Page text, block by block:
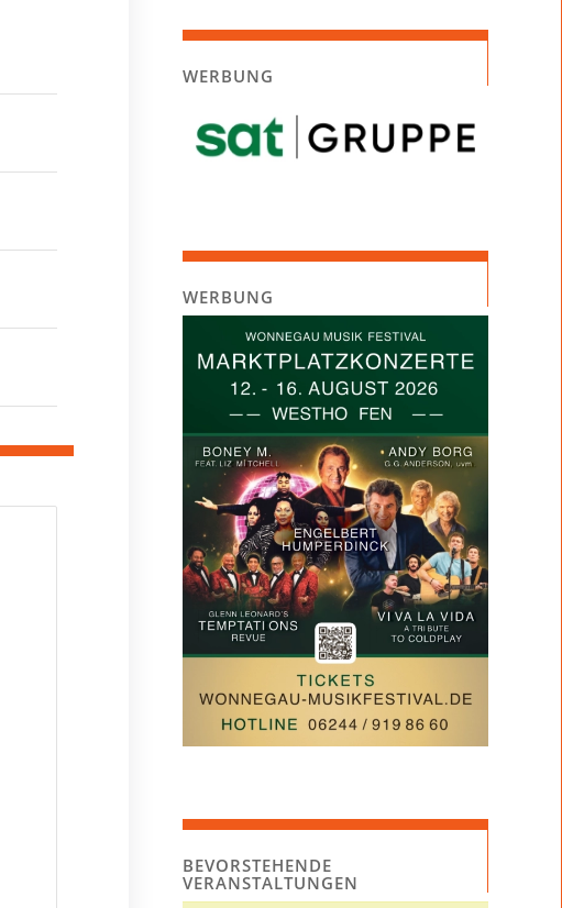
WERBUNG
WERBUNG
BEVORSTEHENDE
VERANSTALTUNGEN